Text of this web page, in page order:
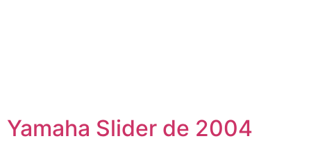
Yamaha Slider de 2004